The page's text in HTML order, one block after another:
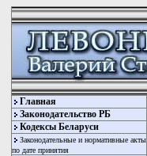
Главная
Законодательство РБ
Кодексы Беларуси
Законодательные и нормативные акты
по дате принятия